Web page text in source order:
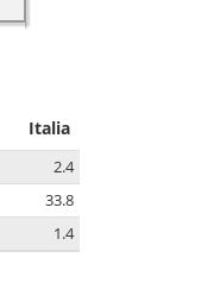
Italia
2.4
33.8
1.4